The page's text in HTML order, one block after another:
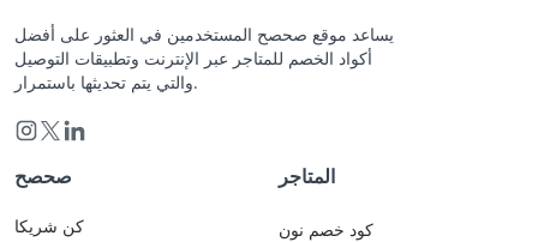
يساعد موقع صحصح المستخدمين في العثور على أفضل
أكواد الخصم للمتاجر عبر الإنترنت وتطبيقات التوصيل
والتي يتم تحديثها باستمرار.
صحصح
كن شريكا
المتاجر
كود خصم نون